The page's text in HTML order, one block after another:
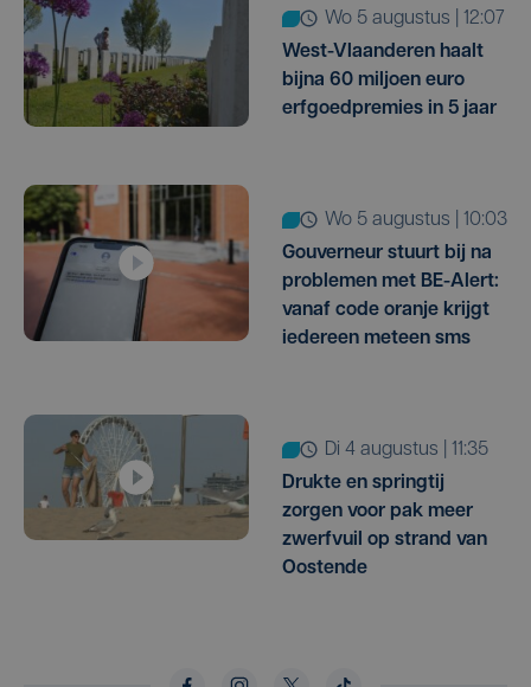
wo 5 augustus | 12:07
West-Vlaanderen haalt
bijna 60 miljoen euro
erfgoedpremies in 5 jaar
wo 5 augustus | 10:03
Gouverneur stuurt bij na
problemen met BE-Alert:
vanaf code oranje krijgt
iedereen meteen sms
di 4 augustus | 11:35
Drukte en springtij
zorgen voor pak meer
zwerfvuil op strand van
Oostende